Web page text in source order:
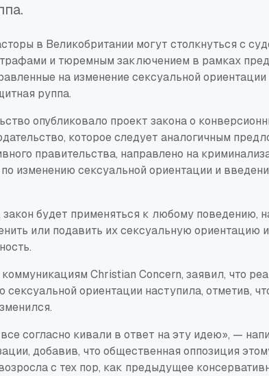
в Великобритании могут столкнуться с
и тюремным заключением в рамках
на изменение сексуальной ориентации
руппа.
опубликовало проект закона о
которое следует аналогичным
правительства, направлено на
изменению сексуальной ориентации и
закон будет применяться к любому поведению,
или подавить их сексуальную ориентацию
Christian Concern, заявил, что
сексуальной ориентации наступила, отметив,
согласно кивали в ответ на эту идею», —
добавив, что общественная оппозиция
с тех пор, как предыдущее